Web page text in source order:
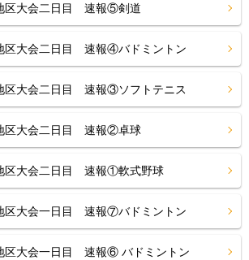
区大会二日目 速報⑤剣道
区大会二日目 速報④バドミントン
区大会二日目 速報③ソフトテニス
区大会二日目 速報②卓球
区大会二日目 速報①軟式野球
区大会一日目 速報⑦バドミントン
区大会一日目 速報⑥ バドミントン